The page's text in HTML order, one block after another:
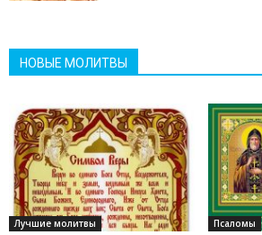
НОВЫЕ МОЛИТВЫ
Лучшие молитвы Псаломы